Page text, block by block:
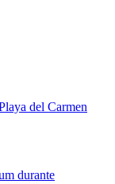
del Carmen
durante